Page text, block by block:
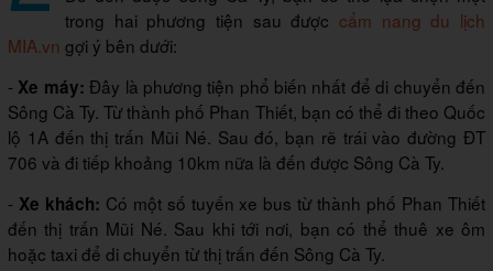
trong hai phương tiện sau được cẩm nang du lịch
MIA.vn gợi ý bên dưới:
- Xe máy: Đây là phương tiện phổ biến nhất để di chuyển đến
Sông Cà Ty. Từ thành phố Phan Thiết, bạn có thể đi theo Quốc
lộ 1A đến thị trấn Mũi Né. Sau đó, bạn rẽ trái vào đường ĐT
706 và đi tiếp khoảng 10km nữa là đến được Sông Cà Ty.
- Xe khách: Có một số tuyến xe bus từ thành phố Phan Thiết
đến thị trấn Mũi Né. Sau khi tới nơi, bạn có thể thuê xe ôm
hoặc taxi để di chuyển từ thị trấn đến Sông Cà Ty.